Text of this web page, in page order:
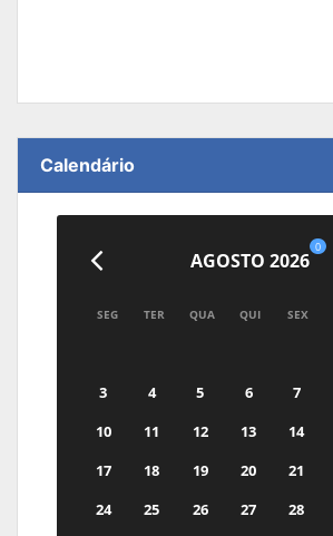
Calendário
AGOSTO 2026
0
SEG TER QUA QUI SEX
3
4 5 6 7
10
11 12 13 14
17
18 19 20 21
24
25 26 27 28